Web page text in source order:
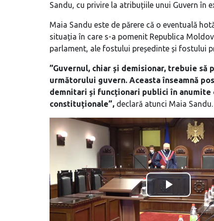
Sandu, cu privire la atribuțiile unui Guvern în
Maia Sandu este de părere că o eventuală
situația în care s-a pomenit Republica
parlament, ale fostului președinte și fostului
”Guvernul, chiar și demisionar, trebuie
următorului guvern. Aceasta înseamnă
demnitari și funcționari publici în
constituționale”, declară atunci Maia Sandu.